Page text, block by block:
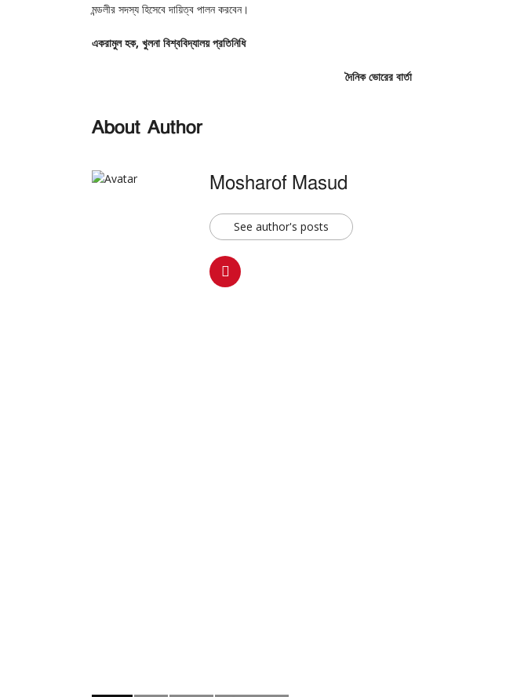
মন্ডলীর সদস্য হিসেবে দায়িত্ব পালন করবেন।
একরামুল হক, খুলনা বিশ্ববিদ্যালয় প্রতিনিধি
দৈনিক ভোরের বার্তা
About Author
Mosharof Masud
See author's posts